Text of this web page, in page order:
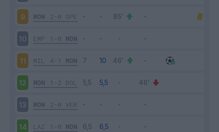
9 MON 2-0 SPE
10 EMP 1-0 MON
11 MIL 4-1 MON
12 MON 1-2 BOL
13 MON 2-0 VER
14 LAZ 1-0 MON